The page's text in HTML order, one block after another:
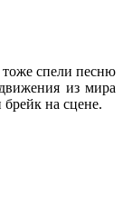
спели песню
из мира
на сцене.